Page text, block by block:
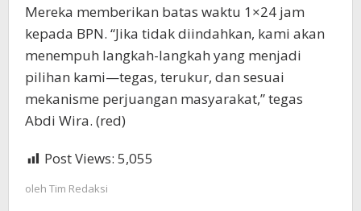
Mereka memberikan batas waktu 1×24 jam
kepada BPN. “Jika tidak diindahkan, kami akan
menempuh langkah-langkah yang menjadi
pilihan kami—tegas, terukur, dan sesuai
mekanisme perjuangan masyarakat,” tegas
Abdi Wira. (red)
Post Views: 5,055
oleh Tim Redaksi